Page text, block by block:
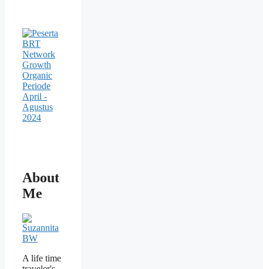
About
Me
A life time